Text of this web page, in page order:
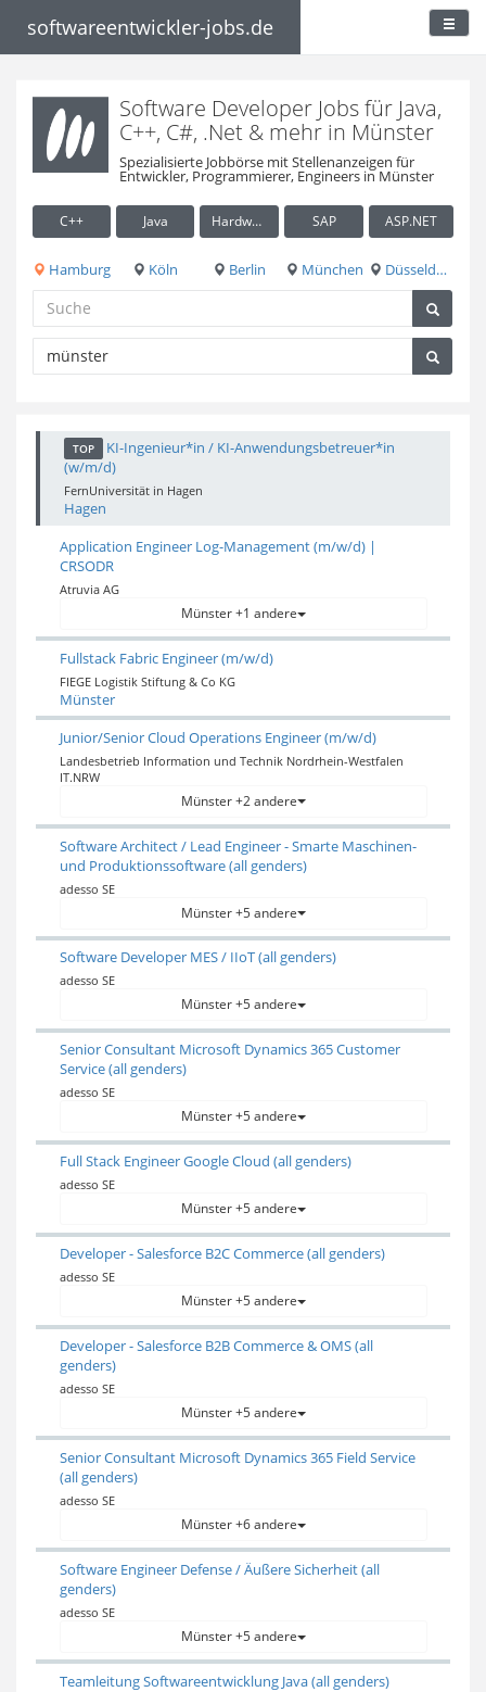
softwareentwickler-jobs.de
Software Developer Jobs für Java,
C++, C#, .Net & mehr in Münster
Spezialisierte Jobbörse mit Stellenanzeigen für
Entwickler, Programmierer, Engineers in Münster
C++ Java Hardware / Embedded SAP ASP.NET
Hamburg Köln Berlin München Düsseldorf
TOP
KI-Ingenieur*in / KI-Anwendungsbetreuer*in
(w/m/d)
FernUniversität in Hagen
Hagen
Application Engineer Log-Management (m/w/d) |
CRSODR
Atruvia AG
Münster +1 andere
Fullstack Fabric Engineer (m/w/d)
FIEGE Logistik Stiftung & Co KG
Münster
Junior/Senior Cloud Operations Engineer (m/w/d)
Landesbetrieb Information und Technik Nordrhein-Westfalen
IT.NRW
Münster +2 andere
Software Architect / Lead Engineer - Smarte Maschinen-
und Produktionssoftware (all genders)
adesso SE
Münster +5 andere
Software Developer MES / IIoT (all genders)
adesso SE
Münster +5 andere
Senior Consultant Microsoft Dynamics 365 Customer
Service (all genders)
adesso SE
Münster +5 andere
Full Stack Engineer Google Cloud (all genders)
adesso SE
Münster +5 andere
Developer - Salesforce B2C Commerce (all genders)
adesso SE
Münster +5 andere
Developer - Salesforce B2B Commerce & OMS (all
genders)
adesso SE
Münster +5 andere
Senior Consultant Microsoft Dynamics 365 Field Service
(all genders)
adesso SE
Münster +6 andere
Software Engineer Defense / Äußere Sicherheit (all
genders)
adesso SE
Münster +5 andere
Teamleitung Softwareentwicklung Java (all genders)